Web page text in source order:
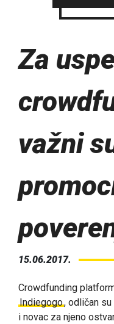
Za
važni
15.06.2017.
Crowdfunding
Indiegogo, odličan su
i novac za njeno